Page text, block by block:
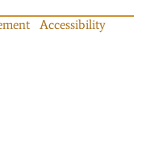
Accessibility